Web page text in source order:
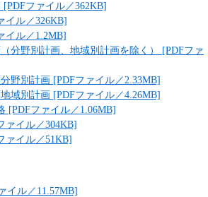
ファイル／362KB]
イル／326KB]
イル／1.2MB]
分野別計画、地域別計画を除く） [PDFファ
野別計画 [PDFファイル／2.33MB]
域別計画 [PDFファイル／4.26MB]
[PDFファイル／1.06MB]
ァイル／304KB]
ァイル／51KB]
イル／11.57MB]